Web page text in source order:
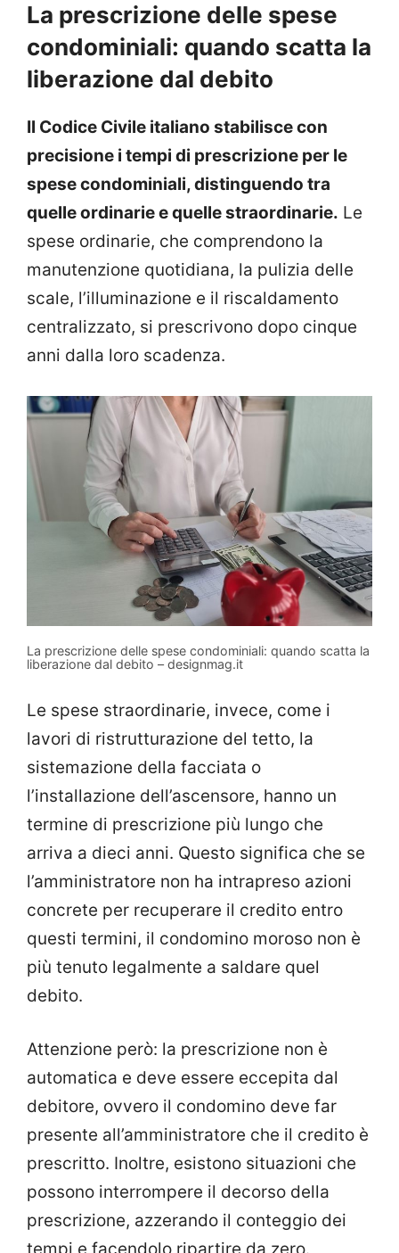
La prescrizione delle spese
condominiali: quando scatta la
liberazione dal debito
Il Codice Civile italiano stabilisce con
precisione i tempi di prescrizione per le
spese condominiali, distinguendo tra
quelle ordinarie e quelle straordinarie. Le
spese ordinarie, che comprendono la
manutenzione quotidiana, la pulizia delle
scale, l’illuminazione e il riscaldamento
centralizzato, si prescrivono dopo cinque
anni dalla loro scadenza.
La prescrizione delle spese condominiali: quando scatta la
liberazione dal debito – designmag.it
Le spese straordinarie, invece, come i
lavori di ristrutturazione del tetto, la
sistemazione della facciata o
l’installazione dell’ascensore, hanno un
termine di prescrizione più lungo che
arriva a dieci anni. Questo significa che se
l’amministratore non ha intrapreso azioni
concrete per recuperare il credito entro
questi termini, il condomino moroso non è
più tenuto legalmente a saldare quel
debito.
Attenzione però: la prescrizione non è
automatica e deve essere eccepita dal
debitore, ovvero il condomino deve far
presente all’amministratore che il credito è
prescritto. Inoltre, esistono situazioni che
possono interrompere il decorso della
prescrizione, azzerando il conteggio dei